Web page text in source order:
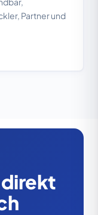
Partner und